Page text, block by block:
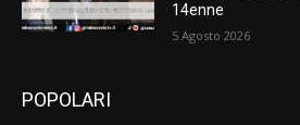
14enne
5 Agosto 2026
POPOLARI